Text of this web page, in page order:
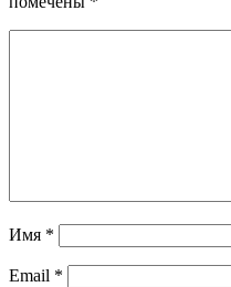
Имя *
Email *